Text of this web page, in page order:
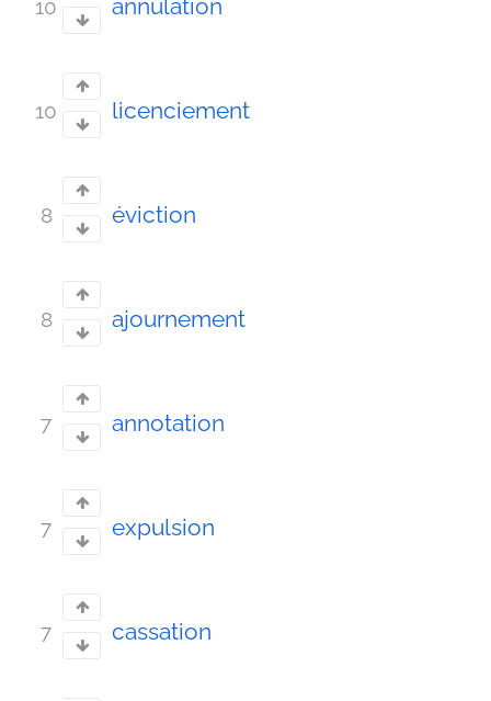
10 annulation
10 licenciement
8 éviction
8 ajournement
7 annotation
7 expulsion
7 cassation